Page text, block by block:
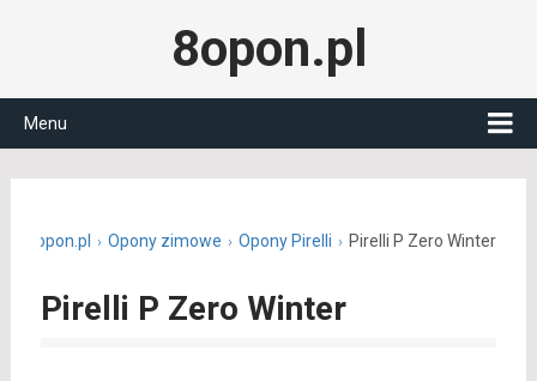
8opon.pl
Menu
8opon.pl Opony zimowe Opony Pirelli Pirelli P Zero Winter
Pirelli P Zero Winter